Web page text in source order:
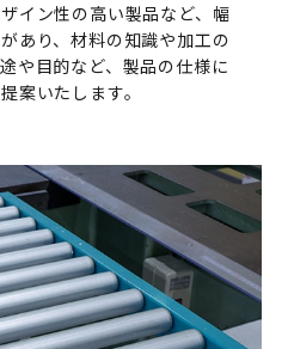
イン性の高い製品など、幅
あり、材料の知識や加工の
や目的など、製品の仕様に
案いたします。